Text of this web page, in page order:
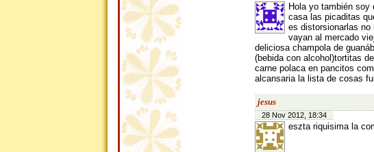
Hola yo también soy
casa las picaditas
es distorsionarlas no
vayan al mercado
deliciosa champola de
(bebida con alcohol)tortitas
carne polaca en pancitos
alcansaria la lista de cosas
jesus
28 Nov 2012, 18:34
eszta riquisima la